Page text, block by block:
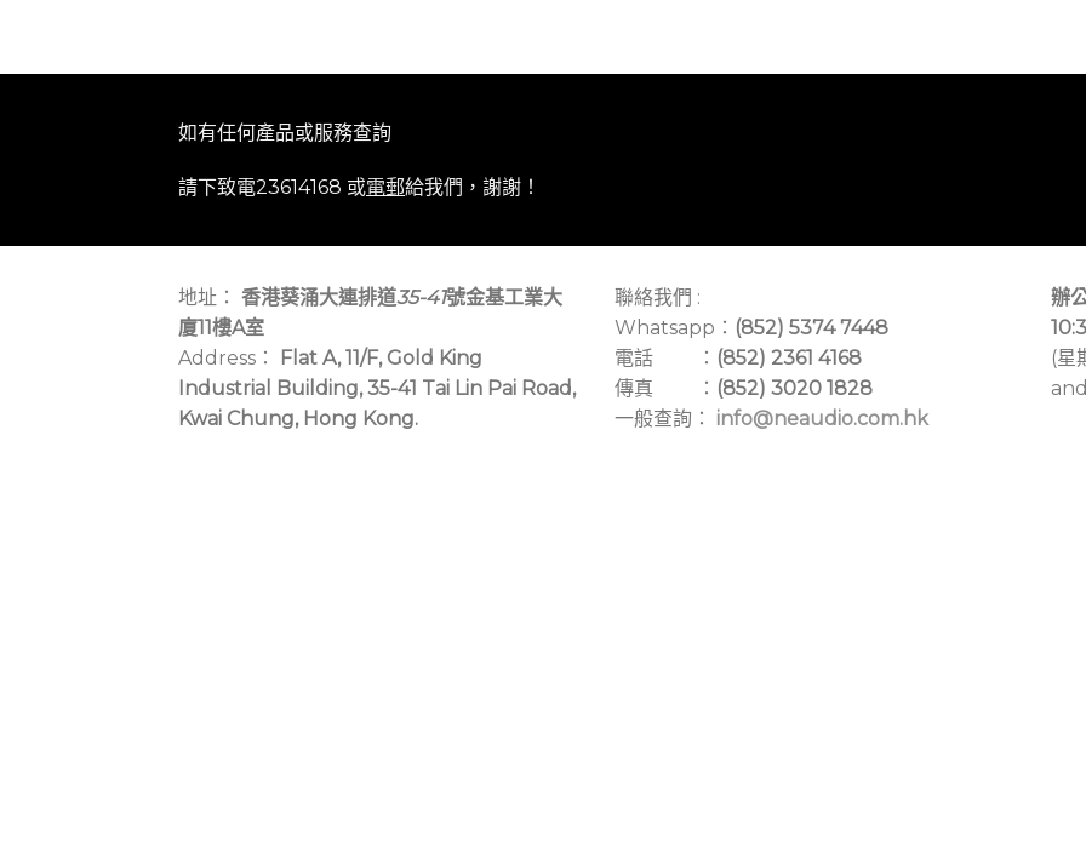
如有任何產品或服務查詢
請下致電23614168 或電郵給我們，謝謝！
地址： 香港葵涌大連排道35-41號金基工業大
廈11樓A室
Address：
Flat A, 11/F, Gold King
Industrial Building, 35-41 Tai Lin Pai Road,
Kwai Chung, Hong Kong.
聯絡我們 :
Whatsapp： (852) 5374 7448
電話 ： (852) 2361 4168
傳真 ： (852) 3020 1828
一般查詢： info@neaudio.com.hk
辦
(星